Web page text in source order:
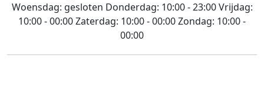
Woensdag: gesloten Donderdag: 10:00 - 23:00Vrijdag:
10:00 - 00:00Zaterdag: 10:00 - 00:00Zondag: 10:00 -
00:00